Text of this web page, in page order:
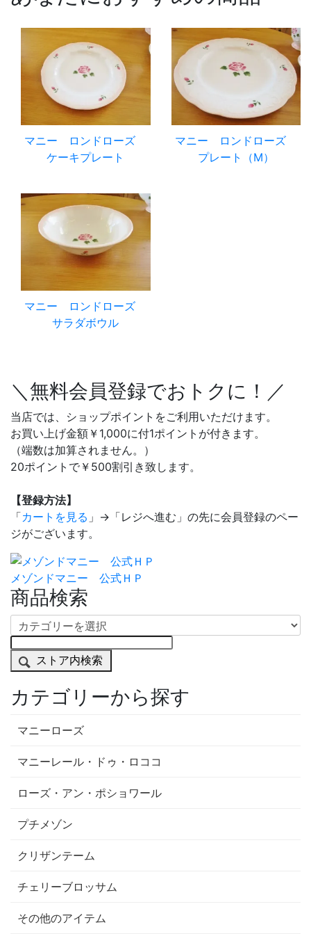
マニー ロンドローズ
ケーキプレート
マニー ロンドローズ
プレート（M）
マニー ロンドローズ
サラダボウル
＼無料会員登録でおトクに！／
当店では、ショップポイントをご利用いただけます。
お買い上げ金額￥1,000に付1ポイントが付きます。
（端数は加算されません。）
20ポイントで￥500割引き致します。
【登録方法】
「カートを見る 」→「レジへ進む」の先に会員登録のペー
ジがございます。
メゾンドマニー 公式ＨＰ
商品検索
ストア内検索
カテゴリーから探す
マニーローズ
マニーレール・ドゥ・ロココ
ローズ・アン・ポショワール
プチメゾン
クリザンテーム
チェリーブロッサム
その他のアイテム